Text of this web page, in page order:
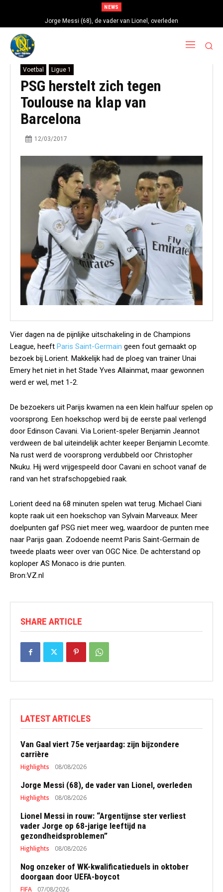
NEWS
Jorge Messi (68), de vader van Lionel, overleden
Voetbal Ligue 1
PSG herstelt zich tegen
Toulouse na klap van
Barcelona
12/03/2017
Vier dagen na de pijnlijke uitschakeling in de Champions
League, heeft Paris Saint-Germain geen fout gemaakt op
bezoek bij Lorient. Makkelijk had de ploeg van trainer Unai
Emery het niet in het Stade Yves Allainmat, maar gewonnen
werd er wel, met 1-2.
De bezoekers uit Parijs kwamen na een klein halfuur spelen op
voorsprong. Een hoekschop werd bij de eerste paal verlengd
door Edinson Cavani. Via Lorient-speler Benjamin Jeannot
verdween de bal uiteindelijk achter keeper Benjamin Lecomte.
Na rust werd de voorsprong verdubbeld oor Christopher
Nkuku. Hij werd vrijgespeeld door Cavani en schoot vanaf de
rand van het strafschopgebied raak.
Lorient deed na 68 minuten spelen wat terug. Michael Ciani
kopte raak uit een hoekschop van Sylvain Marveaux. Meer
doelpunten gaf PSG niet meer weg, waardoor de punten mee
naar Parijs gaan. Zodoende neemt Paris Saint-Germain de
tweede plaats weer over van OGC Nice. De achterstand op
koploper AS Monaco is drie punten.
Bron:VZ.nl
SHARE ARTICLE
LATEST ARTICLES
Van Gaal viert 75e verjaardag: zijn bijzondere
carrière
Highlights 08/08/2026
Jorge Messi (68), de vader van Lionel, overleden
Highlights 08/08/2026
Lionel Messi in rouw: “Argentijnse ster verliest
vader Jorge op 68-jarige leeftijd na
gezondheidsproblemen”
Highlights 08/08/2026
Nog onzeker of WK-kwalificatieduels in oktober
doorgaan door UEFA-boycot
FIFA 07/08/2026